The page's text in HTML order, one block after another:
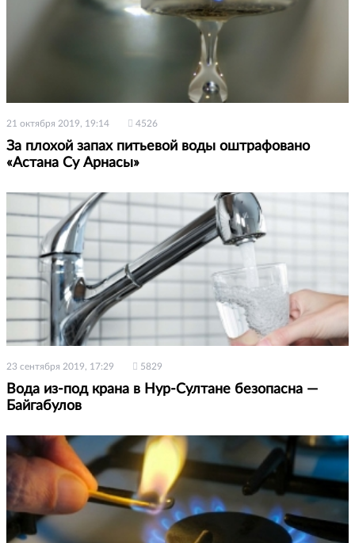
21 октября 2019, 19:14 4526
За плохой запах питьевой воды оштрафовано
«Астана Су Арнасы»
23 сентября 2019, 17:29 5829
Вода из-под крана в Нур-Султане безопасна —
Байгабулов